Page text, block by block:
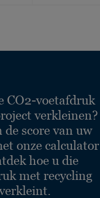
CO2-voetafdruk
verkleinen?
de score van uw
onze calculator
hoe u die
met recycling